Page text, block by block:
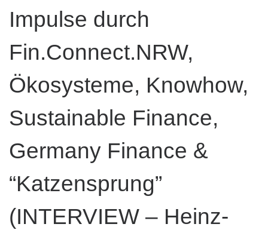
Impulse durch
Fin.Connect.NRW,
Ökosysteme, Knowhow,
Sustainable Finance,
Germany Finance &
“Katzensprung”
(INTERVIEW – Heinz-